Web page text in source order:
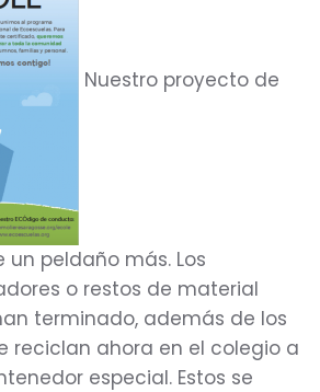
Nuestro proyecto de
un peldaño más. Los
o restos de material
terminado, además de los
reciclan ahora en el colegio a
especial. Estos se